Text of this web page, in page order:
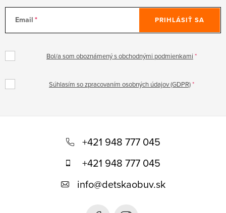
Email
Bol/a som oboznámený s obchodnými podmienkami
Súhlasím so zpracovaním osobných údajov (GDPR)
PRIHLÁSIŤ SA
+421 948 777 045
+421 948 777 045
info@detskaobuv.sk